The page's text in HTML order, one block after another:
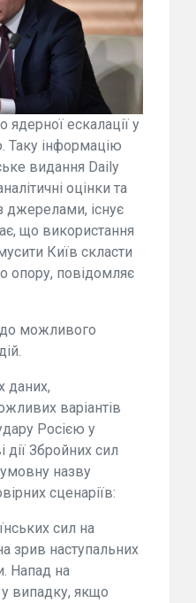
ескалації у
Таку інформацію
видання Daily
оцінки та
джерелами, існує
що використання
Київ скласти
опору, повідомляє
можливого
даних,
варіантів
Росією у
дії Збройних сил
назву
сценаріїв:
сил на
зрив наступальних
Напад на
випадку, якщо